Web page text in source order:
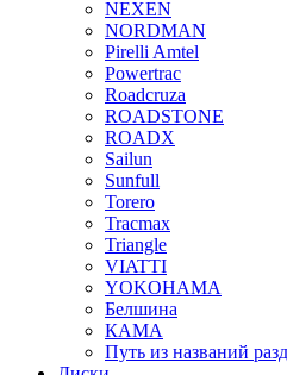
NEXEN
NORDMAN
Pirelli Amtel
Powertrac
Roadcruza
ROADSTONE
ROADX
Sailun
Sunfull
Torero
Tracmax
Triangle
VIATTI
YOKOHAMA
Белшина
КАМА
Путь из названий